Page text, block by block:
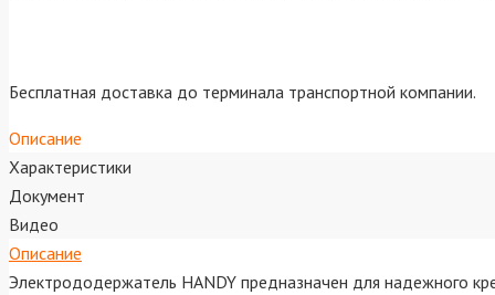
Бесплатная доставка до терминала транспортной компании.
Описание
Характеристики
Документ
Видео
Описание
Электрододержатель HANDY предназначен для надежного